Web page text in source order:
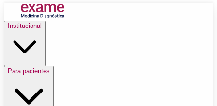
Institucional
Para pacientes